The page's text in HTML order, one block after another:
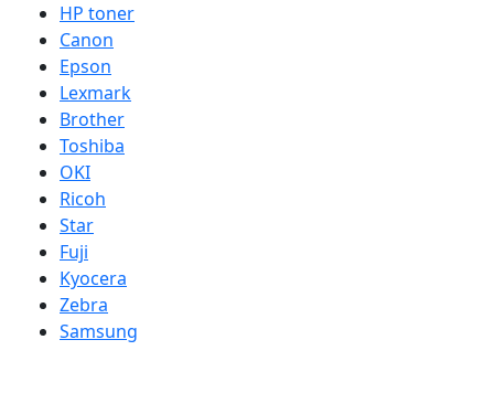
HP toner
Canon
Epson
Lexmark
Brother
Toshiba
OKI
Ricoh
Star
Fuji
Kyocera
Zebra
Samsung